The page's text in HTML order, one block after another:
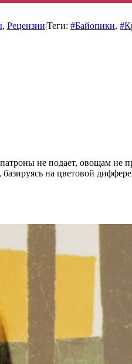
, Рецензии|Теги: #Байопики,
не подает, овощам не
на цветовой